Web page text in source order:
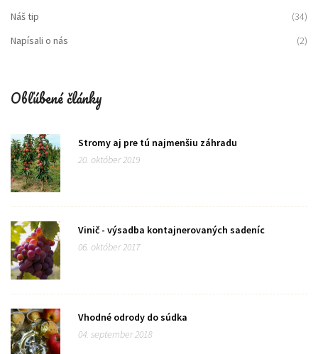
Náš tip
(34)
Napísali o nás
(2)
Obľúbené články
Stromy aj pre tú najmenšiu záhradu
20. október 2019
Vinič - výsadba kontajnerovaných sadeníc
06. október 2017
Vhodné odrody do súdka
04. september 2018